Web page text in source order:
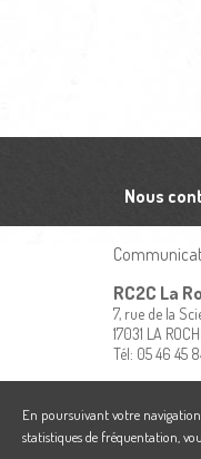
Nous
RC2C La
7, rue de la
17031 LA
Tél: 05 46 45
En poursuivant votre
statistiques de fréquentation,